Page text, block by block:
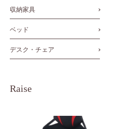
収納家具
ベッド
デスク・チェア
Raise